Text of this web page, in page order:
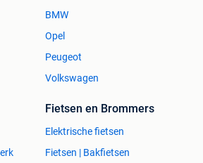
BMW
Opel
Peugeot
Volkswagen
Fietsen en Brommers
Elektrische fietsen
Fietsen | Bakfietsen